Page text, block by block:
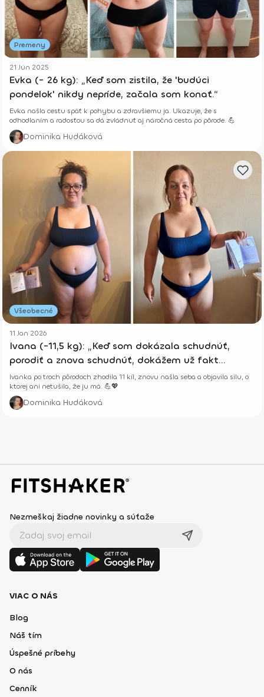
Premeny
21 Jún 2025
Evka (- 26 kg): „Keď som zistila, že 'budúci
pondelok' nikdy nepríde, začala som konať.“
Evka našla cestu späť k pohybu a zdravšiemu ja. Ukazuje, že s
odhodlaním a radosťou sa dá zvládnuť aj náročná cesta po pôrode. 💪
Dominika Hudáková
Všeobecné
11 Jan 2026
Ivana (-11,5 kg): „Keď som dokázala schudnúť,
porodiť a znova schudnúť, dokážem už fakt
všetko.“
Ivanka po troch pôrodoch zhodila 11 kíl, znovu našla seba a objavila silu, o
ktorej ani netušila, že ju má. 💪💖
Dominika Hudáková
Nezmeškaj žiadne novinky a súťaže
VIAC O NÁS
Blog
Náš tím
Úspešné príbehy
O nás
Cenník